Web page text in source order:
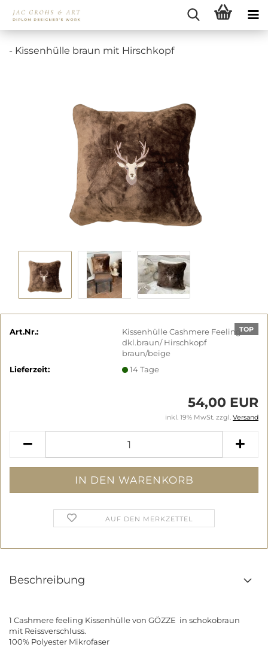
- Kissenhülle braun mit Hirschkopf
TOP
Art.Nr.:
Kissenhülle Cashmere Feeling
dkl.braun/ Hirschkopf
braun/beige
Lieferzeit:
14 Tage
54,00 EUR
inkl. 19% MwSt. zzgl. Versand
AUF DEN MERKZETTEL
Beschreibung
1 Cashmere feeling Kissenhülle von GÖZZE in schokobraun
mit Reissverschluss.
100% Polyester Mikrofaser